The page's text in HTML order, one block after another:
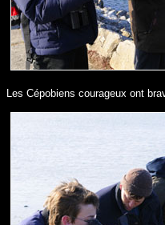
Les Cépobiens courageux ont